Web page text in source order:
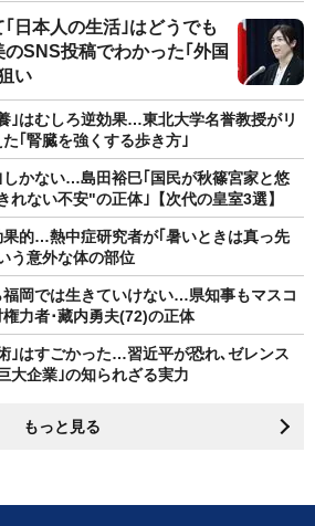
日本人の生活｣はどうでも
SNS投稿でわかった｢外国
い
｣はむしろ逆効果…東北大学名誉教授がリ
｢腎臓を強くする歩き方｣
しかない…島田裕巳｢国民が秋篠宮家と悠
れない不安"の正体｣【次代の皇室3選】
的…熱中症研究者が｢暑いときは真っ先
う意外な体の部位
福岡では生きていけない…県知事もマスコ
力者･藏内勇夫(72)の正体
｣はすごかった…習近平が恐れ､ゼレンス
大企業｣の知られざる実力
もっと見る